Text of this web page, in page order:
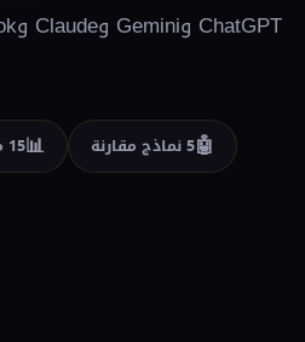
🤖5 نماذج مقارنة 📊15 معيار تقييم